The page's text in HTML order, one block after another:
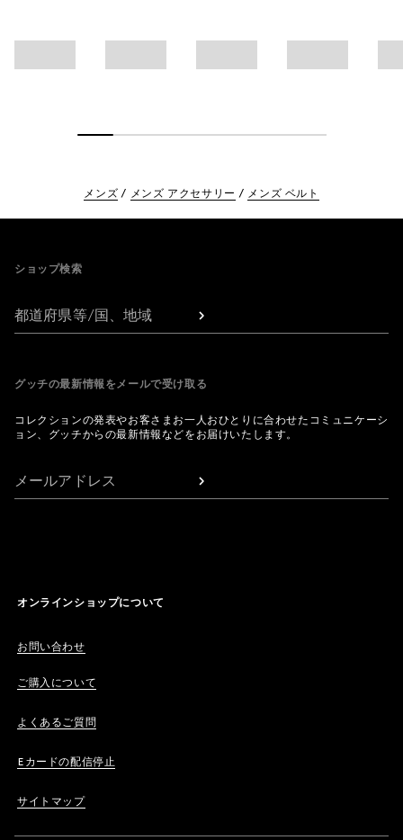
メンズ メンズ アクセサリー メンズ ベルト
ショップ検索
都道府県等/国、地域
グッチの最新情報をメールで受け取る
コレクションの発表やお客さまお一人おひとりに合わせたコミュニケーシ
ョン、グッチからの最新情報などをお届けいたします。
メールアドレス
オンラインショップについて
お問い合わせ
ご購入について
よくあるご質問
Eカードの配信停止
サイトマップ